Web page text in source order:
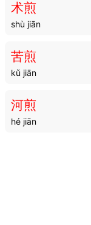
斗蛩
斗凑
斗狠
术煎
shù jiān
苦煎
kǔ jiān
河煎
hé jiān